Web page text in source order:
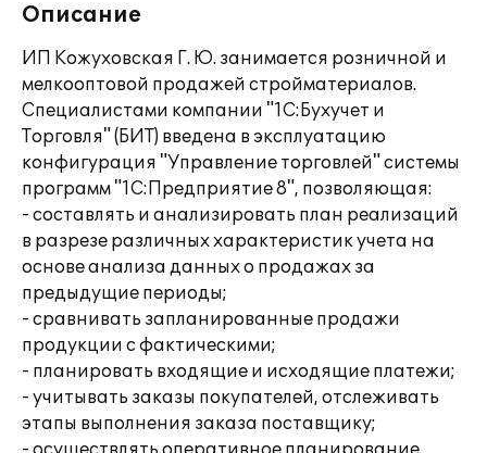
Описание
ИП Кожуховская Г. Ю. занимается розничной и
мелкооптовой продажей стройматериалов.
Специалистами компании "1С:Бухучет и
Торговля" (БИТ) введена в эксплуатацию
конфигурация "Управление торговлей" системы
программ "1С:Предприятие 8", позволяющая:
- составлять и анализировать план реализаций
в разрезе различных характеристик учета на
основе анализа данных о продажах за
предыдущие периоды;
- сравнивать запланированные продажи
продукции с фактическими;
- планировать входящие и исходящие платежи;
- учитывать заказы покупателей, отслеживать
этапы выполнения заказа поставщику;